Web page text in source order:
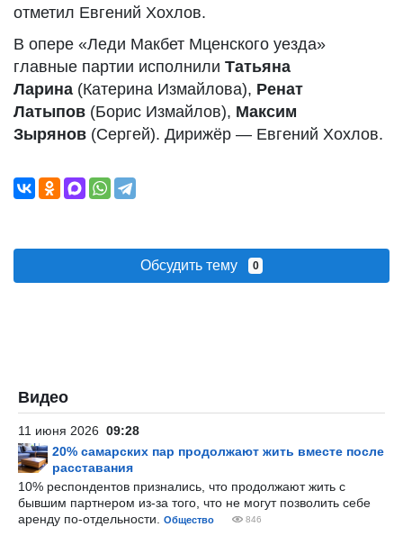
отметил Евгений Хохлов.
В опере «Леди Макбет Мценского уезда»
главные партии исполнили Татьяна
Ларина (Катерина Измайлова), Ренат
Латыпов (Борис Измайлов), Максим
Зырянов (Сергей). Дирижёр — Евгений Хохлов.
Обсудить тему 0
Видео
11 июня 2026 09:28
20% самарских пар продолжают жить вместе после
расставания
10% респондентов признались, что продолжают жить с
бывшим партнером из-за того, что не могут позволить себе
аренду по-отдельности.
Общество 846